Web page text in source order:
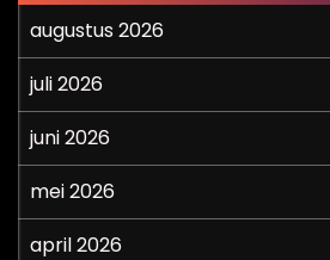
augustus 2026
juli 2026
juni 2026
mei 2026
april 2026